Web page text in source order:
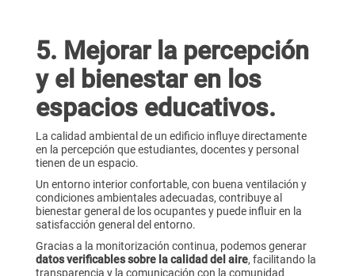
5. Mejorar la percepción
y el bienestar en los
espacios educativos.
La calidad ambiental de un edificio influye directamente
en la percepción que estudiantes, docentes y personal
tienen de un espacio.
Un entorno interior confortable, con buena ventilación y
condiciones ambientales adecuadas, contribuye al
bienestar general de los ocupantes y puede influir en la
satisfacción general del entorno.
Gracias a la monitorización continua, podemos generar
datos verificables sobre la calidad del aire, facilitando la
transparencia y la comunicación con la comunidad